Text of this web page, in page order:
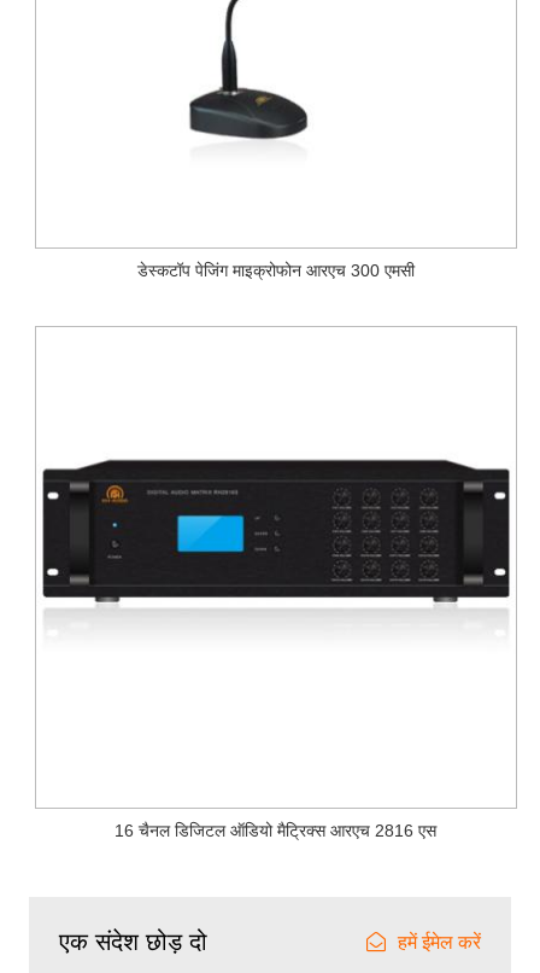
डेस्कटॉप पेजिंग माइक्रोफोन आरएच 300 एमसी
16 चैनल डिजिटल ऑडियो मैट्रिक्स आरएच 2816 एस
एक संदेश छोड़ दो हमें ईमेल करें